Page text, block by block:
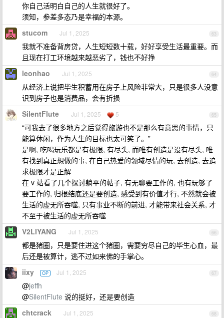
你自己活明白自己的人生就很好了。
须知，参差多态乃是幸福的本源。
63
stucom Jul 1, 2025
我就不准备背房贷，人生短短数十载，好好享受生活最重要。而
且现在打工环境越来越恶劣了，钱也不好挣
64
leonhao Jul 1, 2025
从经济上说把毕生积蓄用在房子上风险非常大，只是很多人没意
识到房子也是消费品，会有折损
65
SilentFlute Jul 1, 2025 5
“可我去了很多地方之后觉得旅游也不是那么有意思的事情，只
能算休闲，作为人生的目标也太可笑了。”
是啊, 吃喝玩乐都是有极限, 有尽头, 而唯有创造是没有尽头, 唯
有找到真正想做的事, 在自己热爱的领域尽情的玩, 去创造, 去追
求极限才是正解
在 v 站看了几个探讨躺平的帖子, 有无聊要工作的, 也有玩够了
要工作的, 归根结底还是要创造, 感受到有价值才行, 不然就会被
生活的虚无所吞噬, 只有事业不断的前进, 才能带来社会关系, 才
不至于被生活的虚无所吞噬
66
V2LIYANG Jul 1, 2025
都是猪圈，只是要住进这个猪圈，需要穷尽自己的毕生心血，最
后还是被算计，逃不过如来佛的手掌心。
67
iixy OP Jul 1, 2025
@jeffh
@SilentFlute 说的挺好，还是要创造
68
chtcrack Jul 1, 2025